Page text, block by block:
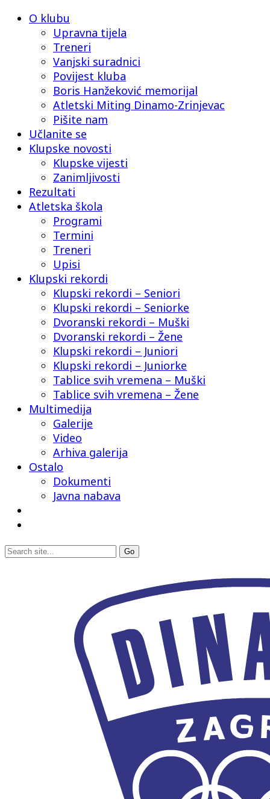
O klubu
Upravna tijela
Treneri
Vanjski suradnici
Povijest kluba
Boris Hanžeković memorijal
Atletski Miting Dinamo-Zrinjevac
Pišite nam
Učlanite se
Klupske novosti
Klupske vijesti
Zanimljivosti
Rezultati
Atletska škola
Programi
Termini
Treneri
Upisi
Klupski rekordi
Klupski rekordi – Seniori
Klupski rekordi – Seniorke
Dvoranski rekordi – Muški
Dvoranski rekordi – Žene
Klupski rekordi – Juniori
Klupski rekordi – Juniorke
Tablice svih vremena – Muški
Tablice svih vremena – Žene
Multimedija
Galerije
Video
Arhiva galerija
Ostalo
Dokumenti
Javna nabava